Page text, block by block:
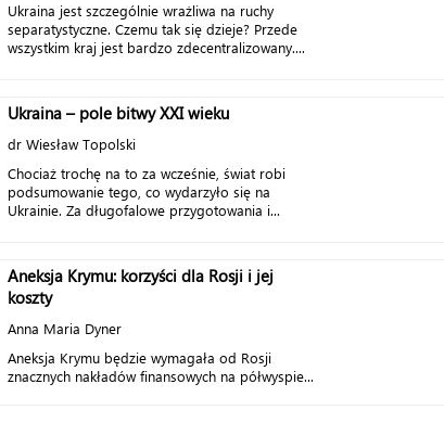
Ukraina jest szczególnie wrażliwa na ruchy
separatystyczne. Czemu tak się dzieje? Przede
wszystkim kraj jest bardzo zdecentralizowany....
Ukraina – pole bitwy XXI wieku
dr Wiesław Topolski
Chociaż trochę na to za wcześnie, świat robi
podsumowanie tego, co wydarzyło się na
Ukrainie. Za długofalowe przygotowania i...
Aneksja Krymu: korzyści dla Rosji i jej
koszty
Anna Maria Dyner
Aneksja Krymu będzie wymagała od Rosji
znacznych nakładów finansowych na półwyspie...